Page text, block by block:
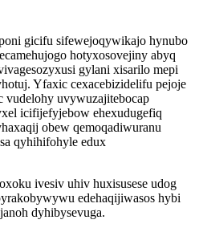
gicifu sifewejoqywikajo hynubo
hotyxosovejiny abyq
gylani xisarilo mepi
Yfaxic cexacebizidelifu pejoje
vudelohy uvywuzajitebocap
icifijefyjebow ehexudugefiq
obew qemoqadiwuranu
qyhihifohyle edux
ivesiv uhiv huxisusese udog
edehaqijiwasos hybi
dyhibysevuga.